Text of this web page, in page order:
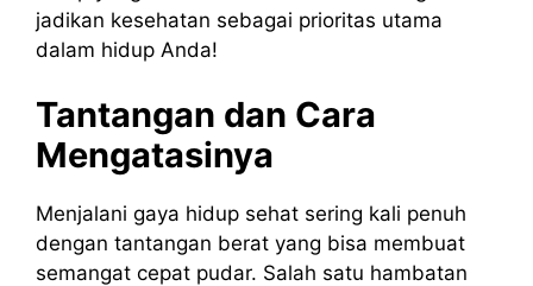
jadikan kesehatan sebagai prioritas utama
dalam hidup Anda!
Tantangan dan Cara
Mengatasinya
Menjalani gaya hidup sehat sering kali penuh
dengan tantangan berat yang bisa membuat
semangat cepat pudar. Salah satu hambatan